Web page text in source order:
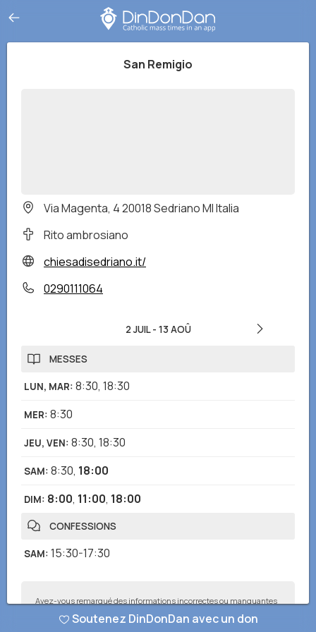
San Remigio
Via Magenta, 4 20018 Sedriano MI Italia
Rito ambrosiano
chiesadisedriano.it/
0290111064
2 JUIL- 13 AOÛ
MESSES
LUN, MAR: 8:30, 18:30
MER: 8:30
JEU, VEN: 8:30, 18:30
SAM: 8:30, 18:00
DIM: 8:00, 11:00, 18:00
CONFESSIONS
SAM: 15:30-17:30
Avez-vous remarqué des informations incorrectes ou manquantes
Soutenez DinDonDan avec un don